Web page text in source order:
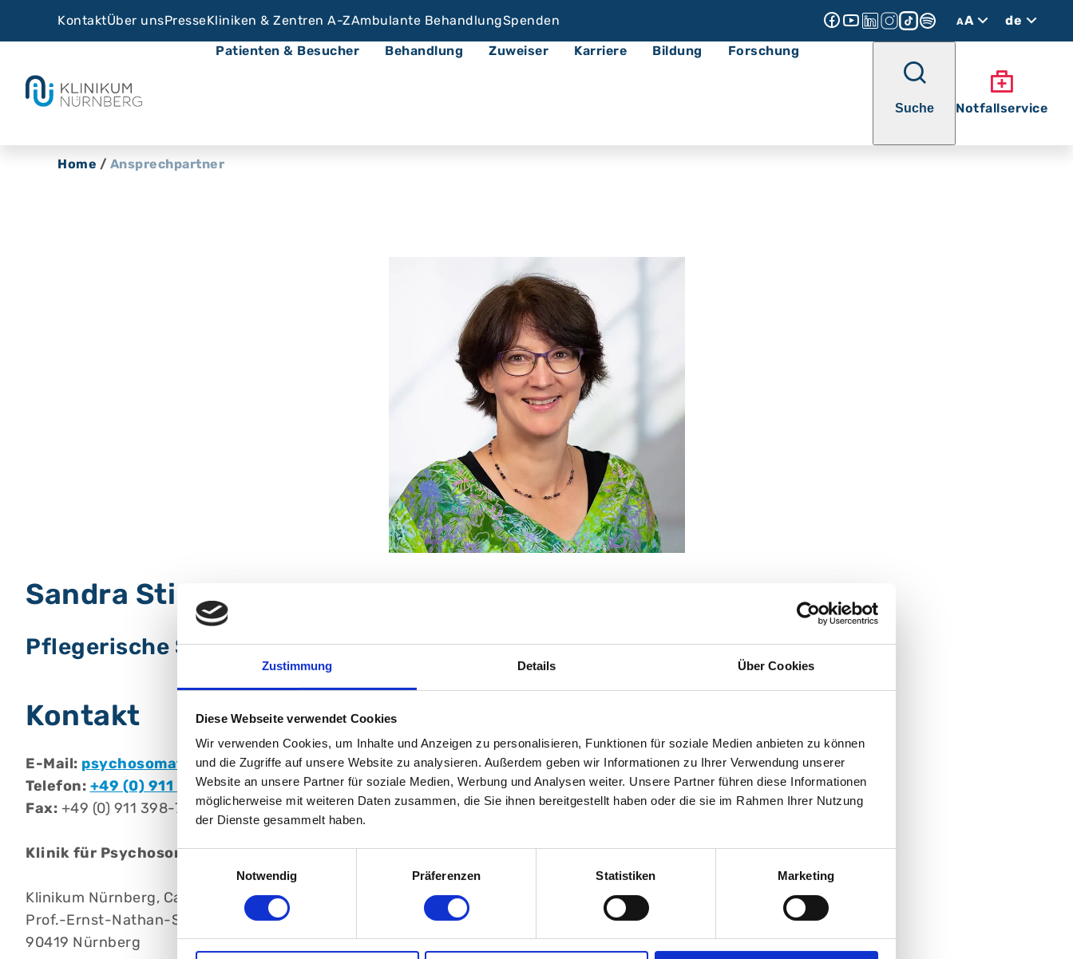
Zustimmung Details Über Cookies
Diese Webseite verwendet Cookies
Wir verwenden Cookies, um Inhalte und Anzeigen zu personalisieren, Funktionen für soziale Medien anbieten zu können
und die Zugriffe auf unsere Website zu analysieren. Außerdem geben wir Informationen zu Ihrer Verwendung unserer
Website an unsere Partner für soziale Medien, Werbung und Analysen weiter. Unsere Partner führen diese Informationen
möglicherweise mit weiteren Daten zusammen, die Sie ihnen bereitgestellt haben oder die sie im Rahmen Ihrer Nutzung
der Dienste gesammelt haben.
Einwilligungsauswahl
Notwendig
Präferenzen Statistiken Marketing
KontaktÜber unsPresseKliniken & Zentren A-ZAmbulante BehandlungSpenden AA
de
Patienten & Besucher
Behandlung Zuweiser Karriere Bildung Forschung
Suche Notfallservice
Home / Ansprechpartner
Sandra Stimpel
Pflegerische Stationsleitung 8.I
Kontakt
E-Mail: psychosomatik@klinikum-nuernberg.de
Telefon: +49 (0) 911 398-114102
Fax: +49 (0) 911 398-7449
Klinik für Psychosomatische Medizin und Psychotherapie
Klinikum Nürnberg, Campus Nord
Prof.-Ernst-Nathan-Str. 1
90419 Nürnberg